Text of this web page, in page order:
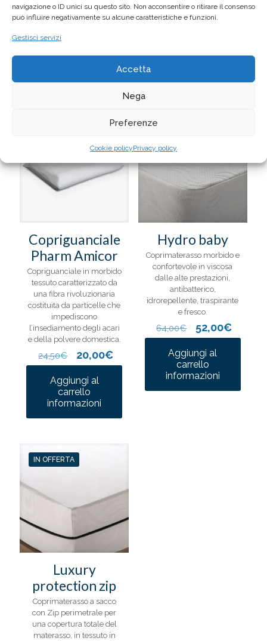
navigazione o ID unici su questo sito. Non acconsentire o ritirare il consenso
può influire negativamente su alcune caratteristiche e funzioni.
Gestisci servizi
Accetta
Nega
Preferenze
Cookie policyPrivacy policy
vostro riposo più igenico, fresco e naturale.
Lavaggio ad acqua 40°.
Prodotti correlati
Copriguanciale
Pharm Amicor
Copriguanciale in morbido
tessuto caratterizzato da
una fibra rivoluzionaria
costituita da particelle che
impediscono
l’insediamento degli acari
e della polvere domestica.
24,50€
Il
prezzo
originale
era:
24,50€.
20,00€Il
prezzo
Aggiungi al
carrello
informazioni
Hydro baby
Coprimaterasso morbido e
confortevole in viscosa
dalle alte prestazioni,
antibatterico,
idrorepellente, traspirante
e fresco.
64,00€
Il
prezzo
originale
era:
64,00€.
52,00€Il
prezzo
Aggiungi al
carrello
informazioni
IN OFFERTA
Luxury
protection zip
Coprimaterasso a sacco
con Zip perimetrale per
una copertura totale del
materasso, in tessuto in